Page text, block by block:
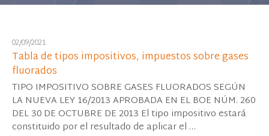
02/09/2021
Tabla de tipos impositivos, impuestos sobre gases
fluorados
TIPO IMPOSITIVO SOBRE GASES FLUORADOS SEGÚN
LA NUEVA LEY 16/2013 APROBADA EN EL BOE NÚM. 260
DEL 30 DE OCTUBRE DE 2013 El tipo impositivo estará
constituido por el resultado de aplicar el …